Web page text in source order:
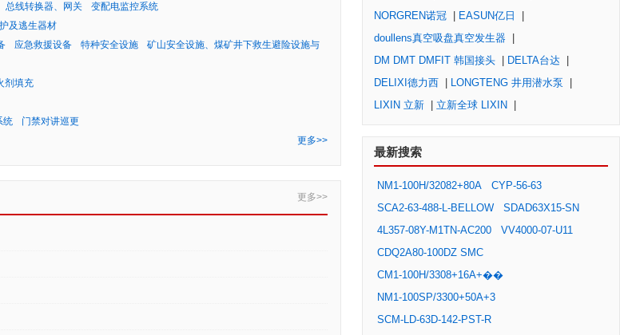
总线转换器、网关
变配电监控系统
及逃生器材
应急救援设备 特种安全设施
矿山安全设施、煤矿井下救生避险设施与
剂填充
统
门禁对讲巡更
更多>>
更多>>
NORGREN诺冠
EASUN亿日
doullens真空吸盘真空发生器
DM DMT DMFIT 韩国接头
DELTA台达
DELIXI德力西
LONGTENG 井用潜水泵
LIXIN 立新
立新全球 LIXIN
最新搜索
NM1-100H/32082+80A
CYP-56-63
SCA2-63-488-L-BELLOW
SDAD63X15-SN
4L357-08Y-M1TN-AC200
VV4000-07-U11
CDQ2A80-100DZ SMC
CM1-100H/3308+16A+��
NM1-100SP/3300+50A+3
SCM-LD-63D-142-PST-R